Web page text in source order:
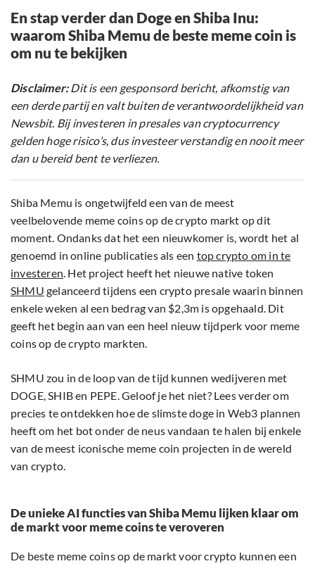
En stap verder dan Doge en Shiba Inu:
waarom Shiba Memu de beste meme coin is
om nu te bekijken
Disclaimer:Dit is een gesponsord bericht, afkomstig van
een derde partij en valt buiten de verantwoordelijkheid van
Newsbit. Bij investeren in presales van cryptocurrency
gelden hoge risico’s, dus investeer verstandig en nooit meer
dan u bereid bent te verliezen.
Shiba Memu is ongetwijfeld een van de meest
veelbelovende meme coins op de crypto markt op dit
moment. Ondanks dat het een nieuwkomer is, wordt het al
genoemd in online publicaties als een top crypto om in te
investeren. Het project heeft het nieuwe native token
SHMU gelanceerd tijdens een crypto presale waarin binnen
enkele weken al een bedrag van $2,3m is opgehaald. Dit
geeft het begin aan van een heel nieuw tijdperk voor meme
coins op de crypto markten.
SHMU zou in de loop van de tijd kunnen wedijveren met
DOGE, SHIB en PEPE. Geloof je het niet? Lees verder om
precies te ontdekken hoe de slimste doge in Web3 plannen
heeft om het bot onder de neus vandaan te halen bij enkele
van de meest iconische meme coin projecten in de wereld
van crypto.
De unieke AI functies van Shiba Memu lijken klaar om
de markt voor meme coins te veroveren
De beste meme coins op de markt voor crypto kunnen een